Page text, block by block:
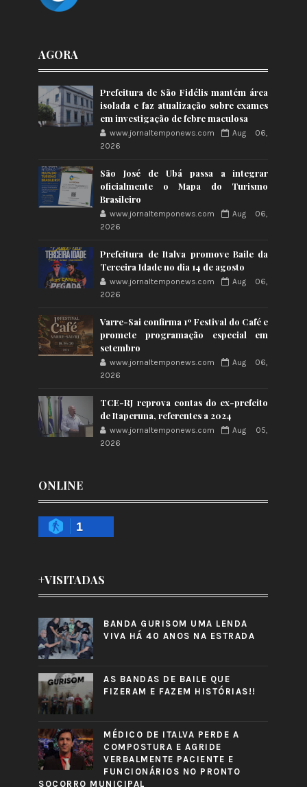
AGORA
Prefeitura de São Fidélis mantém área
isolada e faz atualização sobre exames
em investigação de febre maculosa
www.jornaltemponews.com
Aug 06,
2026
São José de Ubá passa a integrar
oficialmente o Mapa do Turismo
Brasileiro
www.jornaltemponews.com
Aug 06,
2026
Prefeitura de Italva promove Baile da
Terceira Idade no dia 14 de agosto
www.jornaltemponews.com
Aug 06,
2026
Varre-Sai confirma 1º Festival do Café e
promete programação especial em
setembro
www.jornaltemponews.com
Aug 06,
2026
TCE-RJ reprova contas do ex-prefeito
de Itaperuna, referentes a 2024
www.jornaltemponews.com
Aug 05,
2026
ONLINE
1
+VISITADAS
BANDA GURISOM UMA LENDA
VIVA HÁ 40 ANOS NA ESTRADA
AS BANDAS DE BAILE QUE
FIZERAM E FAZEM HISTÓRIAS!!
MÉDICO DE ITALVA PERDE A
COMPOSTURA E AGRIDE
VERBALMENTE PACIENTE E
FUNCIONÁRIOS NO PRONTO
SOCORRO MUNICIPAL